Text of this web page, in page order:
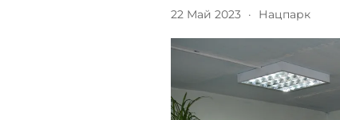
22 Май 2023 · Нацпарк